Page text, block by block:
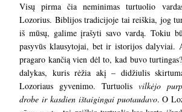
Visų pirma čia neminimas turtuolio
Lozorius. Biblijos tradicijoje tai reiškia, jog
iš mūsų, galime įrašyti savo vardą. Tokiu
pasyvūs klausytojai, bet ir istorijos dalyviai.
pragaro kančią vien dėl to, kad buvo
dalykas, kuris rėžia akį – didžiulis
Lozoriaus gyvenimo.Turtuolisvilkėjo
drobe ir kasdien ištaigingai puotaudavo. O